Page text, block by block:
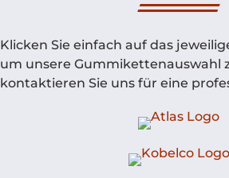
Klicken Sie einfach auf das
um unsere Gummikettenauswahl
kontaktieren Sie uns für eine